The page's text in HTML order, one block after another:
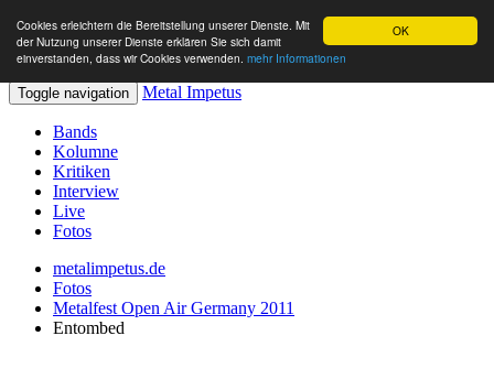
OK
Cookies erleichtern die Bereitstellung unserer Dienste. Mit
der Nutzung unserer Dienste erklären Sie sich damit
einverstanden, dass wir Cookies verwenden. mehr Informationen
Toggle navigation Metal Impetus
Bands
Kolumne
Kritiken
Interview
Live
Fotos
metalimpetus.de
Fotos
Metalfest Open Air Germany 2011
Entombed